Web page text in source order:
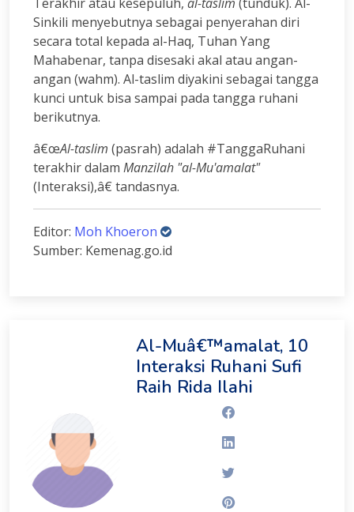
Terakhir atau kesepuluh, al-taslim (tunduk). Al-
Sinkili menyebutnya sebagai penyerahan diri
secara total kepada al-Haq, Tuhan Yang
Mahabenar, tanpa disesaki akal atau angan-
angan (wahm). Al-taslim diyakini sebagai tangga
kunci untuk bisa sampai pada tangga ruhani
berikutnya.
â€œAl-taslim (pasrah) adalah #TanggaRuhani
terakhir dalam Manzilah "al-Mu'amalat"
(Interaksi),â€ tandasnya.
Editor: Moh Khoeron
Sumber: Kemenag.go.id
Al-Muâ€™amalat, 10
Interaksi Ruhani Sufi
Raih Rida Ilahi
Facebook
Linkedin
Pinterest